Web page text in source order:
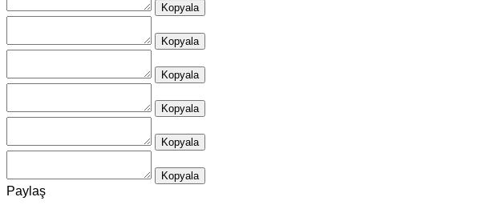
Kopyala
Kopyala
Kopyala
Kopyala
Kopyala
Kopyala
Paylaş